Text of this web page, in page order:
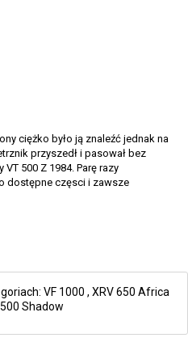
ciężko było ją znaleźć jednak na
przyszedł i pasował bez
500 Z 1984. Parę razy
dostępne częsci i zawsze
VF 1000 , XRV 650 Africa
Shadow